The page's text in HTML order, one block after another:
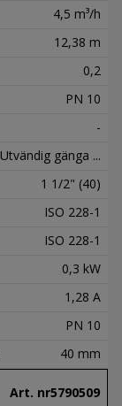
4,5 m³/h
12,38 m
0,2
PN 10
-
Utvändig gänga ...
1 1/2" (40)
ISO 228-1
ISO 228-1
0,3 kW
1,28 A
PN 10
40 mm
Art. nr5790509